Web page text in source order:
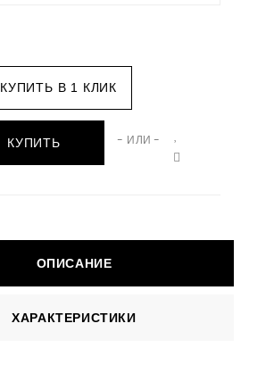
КУПИТЬ В 1 КЛИК
КУПИТЬ - ИЛИ -
ОПИСАНИЕ
ХАРАКТЕРИСТИКИ